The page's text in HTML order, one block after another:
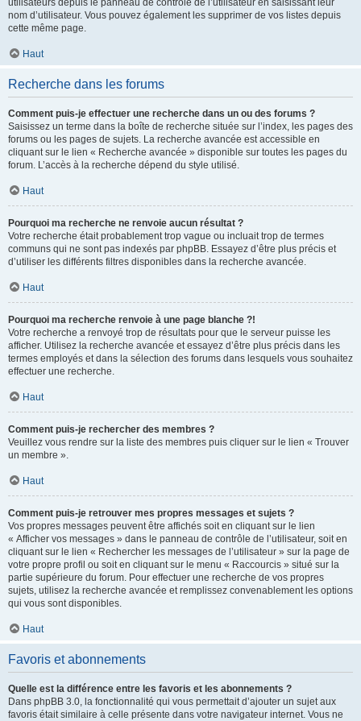
utilisateurs depuis le panneau de contrôle de l’utilisateur en saisissant leur
nom d’utilisateur. Vous pouvez également les supprimer de vos listes depuis
cette même page.
Haut
Recherche dans les forums
Comment puis-je effectuer une recherche dans un ou des forums ?
Saisissez un terme dans la boîte de recherche située sur l’index, les pages des
forums ou les pages de sujets. La recherche avancée est accessible en
cliquant sur le lien « Recherche avancée » disponible sur toutes les pages du
forum. L’accès à la recherche dépend du style utilisé.
Haut
Pourquoi ma recherche ne renvoie aucun résultat ?
Votre recherche était probablement trop vague ou incluait trop de termes
communs qui ne sont pas indexés par phpBB. Essayez d’être plus précis et
d’utiliser les différents filtres disponibles dans la recherche avancée.
Haut
Pourquoi ma recherche renvoie à une page blanche ?!
Votre recherche a renvoyé trop de résultats pour que le serveur puisse les
afficher. Utilisez la recherche avancée et essayez d’être plus précis dans les
termes employés et dans la sélection des forums dans lesquels vous souhaitez
effectuer une recherche.
Haut
Comment puis-je rechercher des membres ?
Veuillez vous rendre sur la liste des membres puis cliquer sur le lien « Trouver
un membre ».
Haut
Comment puis-je retrouver mes propres messages et sujets ?
Vos propres messages peuvent être affichés soit en cliquant sur le lien
« Afficher vos messages » dans le panneau de contrôle de l’utilisateur, soit en
cliquant sur le lien « Rechercher les messages de l’utilisateur » sur la page de
votre propre profil ou soit en cliquant sur le menu « Raccourcis » situé sur la
partie supérieure du forum. Pour effectuer une recherche de vos propres
sujets, utilisez la recherche avancée et remplissez convenablement les options
qui vous sont disponibles.
Haut
Favoris et abonnements
Quelle est la différence entre les favoris et les abonnements ?
Dans phpBB 3.0, la fonctionnalité qui vous permettait d’ajouter un sujet aux
favoris était similaire à celle présente dans votre navigateur internet. Vous ne